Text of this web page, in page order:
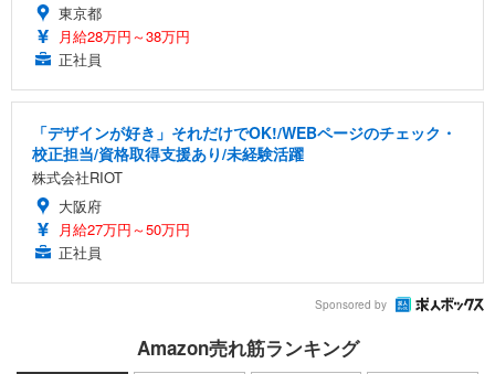
東京都
月給28万円～38万円
正社員
「デザインが好き」それだけでOK!/WEBページのチェック・
校正担当/資格取得支援あり/未経験活躍
株式会社RIOT
大阪府
月給27万円～50万円
正社員
Sponsored by
Amazon売れ筋ランキング